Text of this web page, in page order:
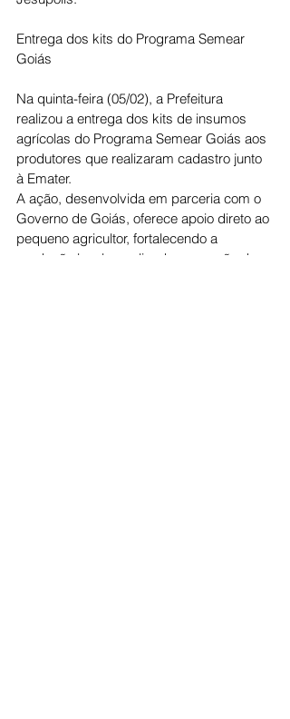
Entrega dos kits do Programa Semear
Goiás
Na quinta-feira (05/02), a Prefeitura
realizou a entrega dos kits de insumos
agrícolas do Programa Semear Goiás aos
produtores que realizaram cadastro junto
à Emater.
A ação, desenvolvida em parceria com o
Governo de Goiás, oferece apoio direto ao
pequeno agricultor, fortalecendo a
produção local, ampliando a geração de